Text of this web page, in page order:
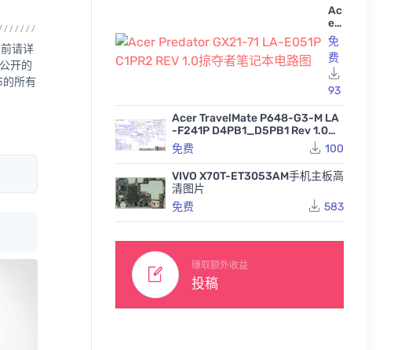
请详
开的
的所有
Ac
er
Pr
ed
at
or
GX
21
-7
1 L
A-
E0
51
P
2
RE
记
免
费
93
Acer TravelMate P648-G3-M LA
-F241P D4PB1_D5PB1 Rev 1.0宏
基笔记本图纸
免费 100
VIVO X70T-ET3053AM手机主板高
清图片
免费
583
赚取额外收益
投稿